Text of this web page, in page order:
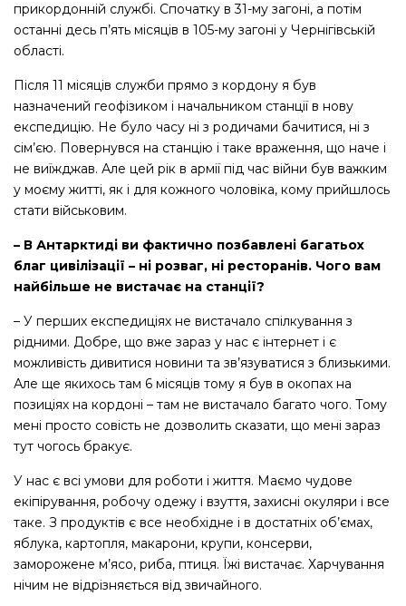
прикордонній службі. Спочатку в 31-му загоні, а потім
останні десь п’ять місяців в 105-му загоні у Чернігівській
області.
Після 11 місяців служби прямо з кордону я був
назначений геофізиком і начальником станції в нову
експедицію. Не було часу ні з родичами бачитися, ні з
сім’єю. Повернувся на станцію і таке враження, що наче і
не виїжджав. Але цей рік в армії під час війни був важким
у моєму житті, як і для кожного чоловіка, кому прийшлось
стати військовим.
– В Антарктиді ви фактично позбавлені багатьох
благ цивілізації – ні розваг, ні ресторанів. Чого вам
найбільше не вистачає на станції?
– У перших експедиціях не вистачало спілкування з
рідними. Добре, що вже зараз у нас є інтернет і є
можливість дивитися новини та зв’язуватися з близькими.
Але ще якихось там 6 місяців тому я був в окопах на
позиціях на кордоні – там не вистачало багато чого. Тому
мені просто совість не дозволить сказати, що мені зараз
тут чогось бракує.
У нас є всі умови для роботи і життя. Маємо чудове
екіпірування, робочу одежу і взуття, захисні окуляри і все
таке. З продуктів є все необхідне і в достатніх об’ємах,
яблука, картопля, макарони, крупи, консерви,
заморожене м’ясо, риба, птиця. Їжі вистачає. Харчування
нічим не відрізняється від звичайного.